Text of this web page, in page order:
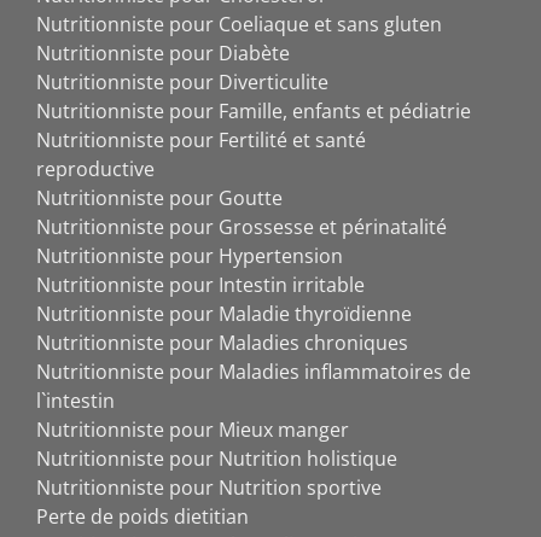
Nutritionniste pour Coeliaque et sans gluten
Nutritionniste pour Diabète
Nutritionniste pour Diverticulite
Nutritionniste pour Famille, enfants et pédiatrie
Nutritionniste pour Fertilité et santé
reproductive
Nutritionniste pour Goutte
Nutritionniste pour Grossesse et périnatalité
Nutritionniste pour Hypertension
Nutritionniste pour Intestin irritable
Nutritionniste pour Maladie thyroïdienne
Nutritionniste pour Maladies chroniques
Nutritionniste pour Maladies inflammatoires de
l`intestin
Nutritionniste pour Mieux manger
Nutritionniste pour Nutrition holistique
Nutritionniste pour Nutrition sportive
Perte de poids dietitian